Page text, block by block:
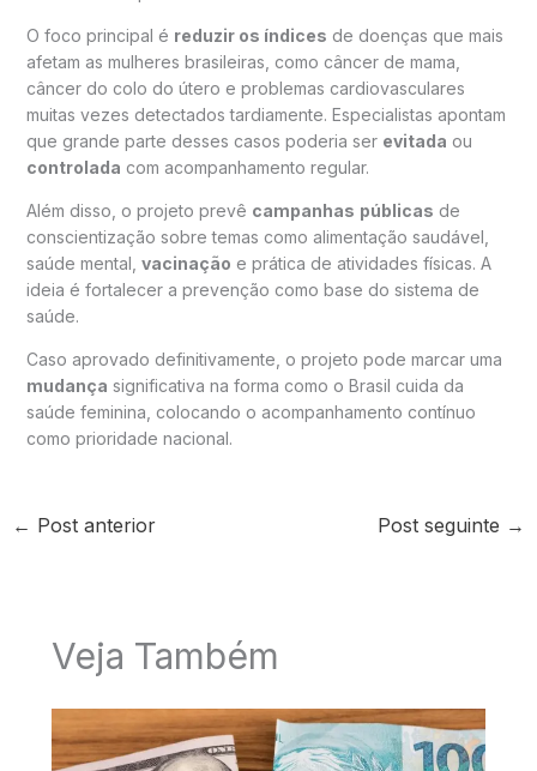
O foco principal é reduzir os índices de doenças que mais
afetam as mulheres brasileiras, como câncer de mama,
câncer do colo do útero e problemas cardiovasculares
muitas vezes detectados tardiamente. Especialistas apontam
que grande parte desses casos poderia ser evitada ou
controlada com acompanhamento regular.
Além disso, o projeto prevê campanhas públicas de
conscientização sobre temas como alimentação saudável,
saúde mental, vacinação e prática de atividades físicas. A
ideia é fortalecer a prevenção como base do sistema de
saúde.
Caso aprovado definitivamente, o projeto pode marcar uma
mudança significativa na forma como o Brasil cuida da
saúde feminina, colocando o acompanhamento contínuo
como prioridade nacional.
← Post anterior Post seguinte →
Veja Também